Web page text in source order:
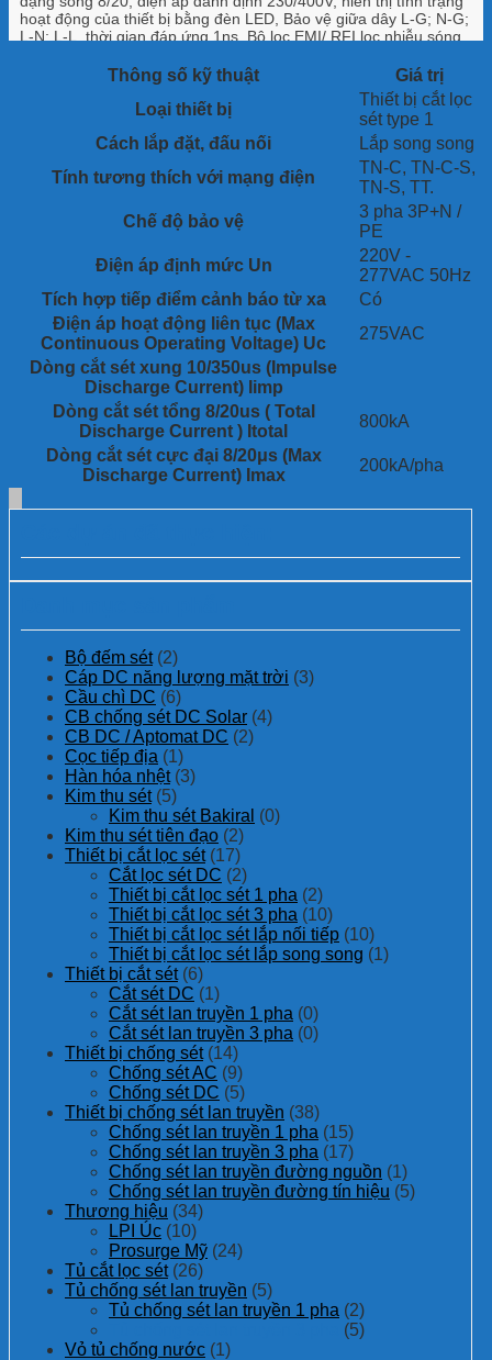
hoạt động của thiết bị bằng đèn LED, Bảo vệ giữa dây L-G; N-G;
L-N; L-L, thời gian đáp ứng 1ns, Bộ lọc EMI/ RFI lọc nhiễu sóng
trạng hoạt động thiết bị và số lần sét đánh. Ứng dụng công nghệ
TPMOV cắt lọc sét mắc song song.
CCLĐ Thiết bị chống sét lan truyền 3pha, lắp song song:
– Dòng cắt sét (8/20µs): 160kA/pha
– Dòng cắt sét (10/350µs): 60kA/pha
– Cắt được các dạng xung sét: 8/20µs và 10/350µs
– Độ nhạy đáp: <5ns
– SCCR: 200KArns
– Cổng (Stero jack) để nối đến thiết bị kiểm tra (lỗi nguồn, mất
pha và hỏng thiết bị) của nhà sản xuất (Thiết bị kiểm tra RMP)
– Đèn báo Led % hoạt động của thiết bị
Thông số kỹ thuật
Giá trị
Loại thiết bị
Thiết bị cắt lọc
sét type 1
Cách lắp đặt, đấu nối
Lắp song song
Tính tương thích với mạng điện
TN-C, TN-C-S,
TN-S, TT.
Chế độ bảo vệ
3 pha 3P+N /
PE
Điện áp định mức Un
220V -
277VAC 50Hz
Tích hợp tiếp điểm cảnh báo từ xa
Có
Điện áp hoạt động liên tục (Max
Continuous Operating Voltage) Uc
275VAC
Dòng cắt sét xung 10/350us (Impulse
Discharge Current) Iimp
Dòng cắt sét tổng 8/20us ( Total
Discharge Current ) Itotal
800kA
Dòng cắt sét cực đại 8/20μs (Max
Discharge Current) Imax
200kA/pha
Bộ đếm sét (2)
Cáp DC năng lượng mặt trời (3)
Cầu chì DC (6)
CB chống sét DC Solar (4)
CB DC / Aptomat DC (2)
Cọc tiếp địa (1)
Hàn hóa nhệt (3)
Kim thu sét (5)
Kim thu sét Bakiral (0)
Kim thu sét tiên đạo (2)
Thiết bị cắt lọc sét (17)
Cắt lọc sét DC (2)
Thiết bị cắt lọc sét 1 pha (2)
Thiết bị cắt lọc sét 3 pha (10)
Thiết bị cắt lọc sét lắp nối tiếp (10)
Thiết bị cắt lọc sét lắp song song (1)
Thiết bị cắt sét (6)
Cắt sét DC (1)
Cắt sét lan truyền 1 pha (0)
Cắt sét lan truyền 3 pha (0)
Thiết bị chống sét (14)
Chống sét AC (9)
Chống sét DC (5)
Thiết bị chống sét lan truyền (38)
Chống sét lan truyền 1 pha (15)
Chống sét lan truyền 3 pha (17)
Chống sét lan truyền đường nguồn (1)
Chống sét lan truyền đường tín hiệu (5)
Thương hiệu (34)
LPI Úc (10)
Prosurge Mỹ (24)
Tủ cắt lọc sét (26)
Tủ chống sét lan truyền (5)
Tủ chống sét lan truyền 1 pha (2)
(5)
Vỏ tủ chống nước (1)